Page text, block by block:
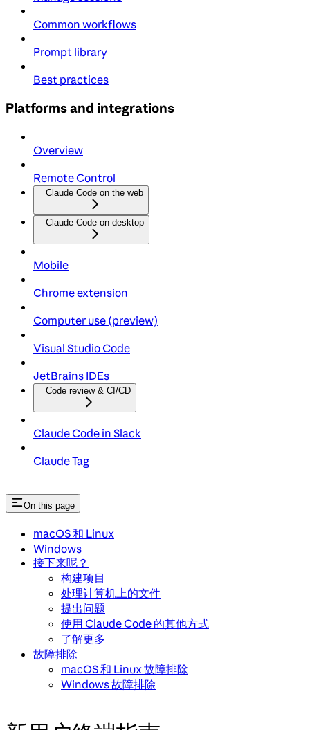
Common workflows
Prompt library
Best practices
Platforms and integrations
Overview
Remote Control
Claude Code on the web
Claude Code on desktop
Mobile
Chrome extension
Computer use (preview)
Visual Studio Code
JetBrains IDEs
Code review & CI/CD
Claude Code in Slack
Claude Tag
On this page
macOS 和 Linux
Windows
接下来呢？
构建项目
处理计算机上的文件
提出问题
使用 Claude Code 的其他方式
了解更多
故障排除
macOS 和 Linux 故障排除
Windows 故障排除